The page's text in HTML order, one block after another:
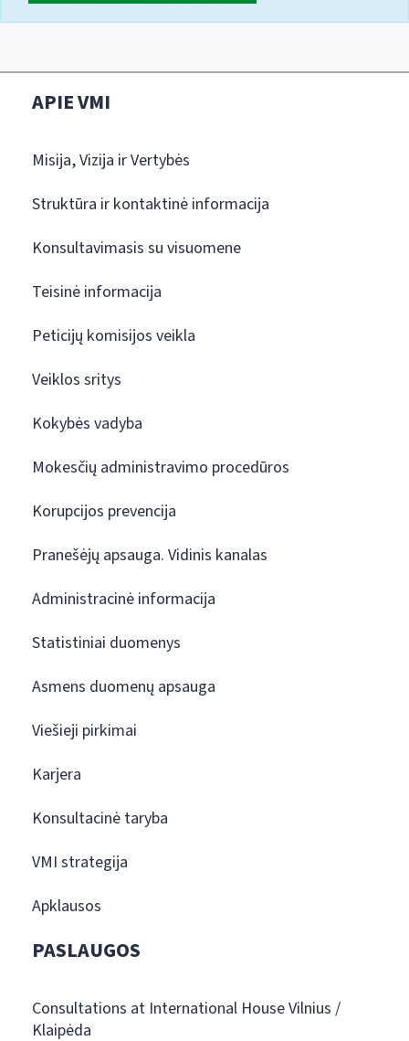
APIE VMI
Misija, Vizija ir Vertybės
Struktūra ir kontaktinė informacija
Konsultavimasis su visuomene
Teisinė informacija
Peticijų komisijos veikla
Veiklos sritys
Kokybės vadyba
Mokesčių administravimo procedūros
Korupcijos prevencija
Pranešėjų apsauga. Vidinis kanalas
Administracinė informacija
Statistiniai duomenys
Asmens duomenų apsauga
Viešieji pirkimai
Karjera
Konsultacinė taryba
VMI strategija
Apklausos
PASLAUGOS
Consultations at International House Vilnius /
Klaipėda